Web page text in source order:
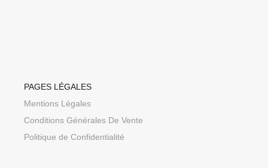
PAGES LÉGALES
Mentions Légales
Conditions Générales De Vente
Politique de Confidentialité